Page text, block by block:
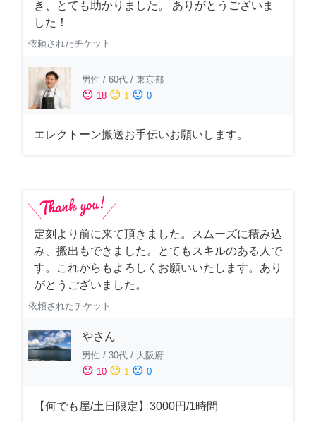
き、とても助かりました。 ありがとうございま
した！
依頼されたチケット
男性 / 60代 / 東京都
sentiment_satisfied 18 sentiment_neutral 1 sentiment_dissatisfied 0
エレクトーン搬送お手伝いお願いします。
定刻より前に来て頂きました。スムーズに積み込
み、搬出もできました。とてもスキルのある人で
す。これからもよろしくお願いいたします。あり
がとうございました。
依頼されたチケット
やさん
男性 / 30代 / 大阪府
sentiment_satisfied 10 sentiment_neutral 1 sentiment_dissatisfied 0
【何でも屋/土日限定】3000円/1時間